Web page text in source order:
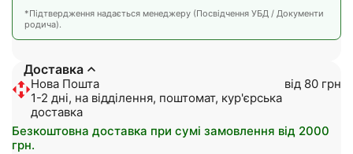
*Підтвердження надається менеджеру (Посвідчення УБД / Документи
родича).
Доставка
Нова Пошта
1-2 дні, на відділення, поштомат, кур'єрська
доставка
від 80 грн
Безкоштовна доставка при сумі замовлення від 2000
грн.